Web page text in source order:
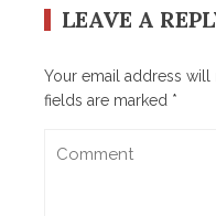
LEAVE A
Your email address will
fields are marked *